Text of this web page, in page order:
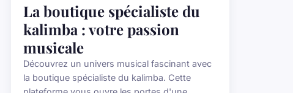
La boutique spécialiste du
kalimba : votre passion
musicale
Découvrez un univers musical fascinant avec
la boutique spécialiste du kalimba. Cette